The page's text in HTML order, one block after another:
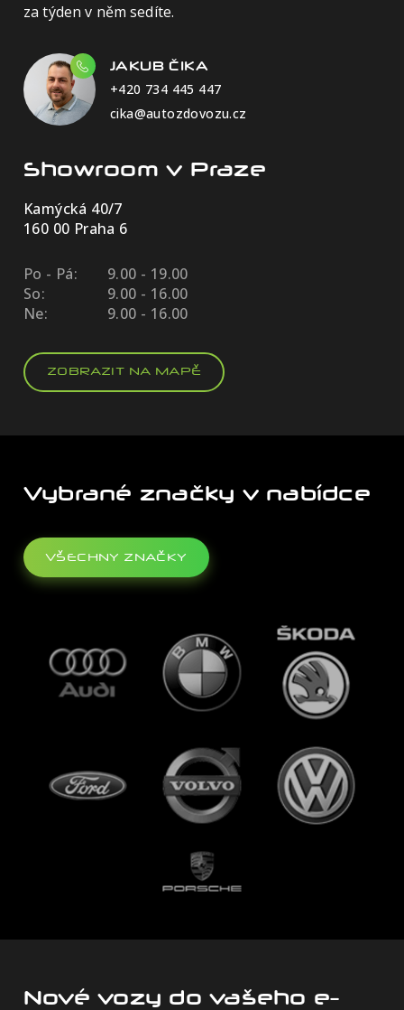
za týden v něm sedíte.
JAKUB ČIKA
+420 734 445 447
cika@autozdovozu.cz
Showroom v Praze
Kamýcká 40/7
160 00 Praha 6
Po - Pá:
9.00 - 19.00
So:
9.00 - 16.00
Ne:
9.00 - 16.00
ZOBRAZIT NA MAPĚ
Vybrané značky v nabídce
VŠECHNY ZNAČKY
Nové vozy do vašeho e-